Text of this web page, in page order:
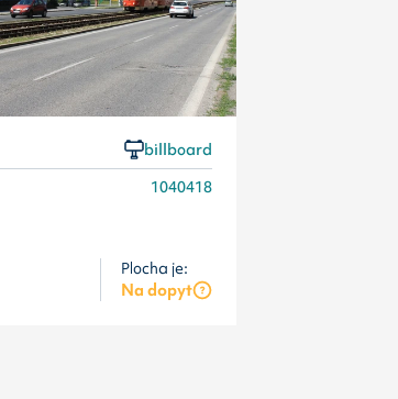
billboard
1040418
Plocha je:
Na dopyt